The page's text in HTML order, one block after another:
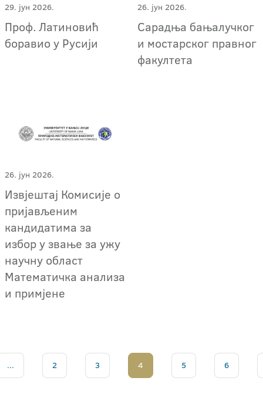
29. јун 2026.
Проф. Латиновић
боравио у Русији
26. јун 2026.
Сарадња бањалучког
и мостарског правног
факултета
26. јун 2026.
Извјештај Комисије о
пријављеним
кандидатима за
избор у звање за ужу
научну област
Математичка анализа
и примјене
... 2 3 4 5 6